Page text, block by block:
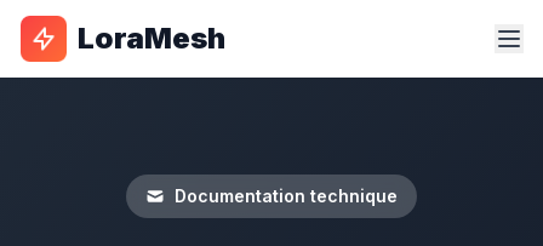
LoraMesh
Documentation technique